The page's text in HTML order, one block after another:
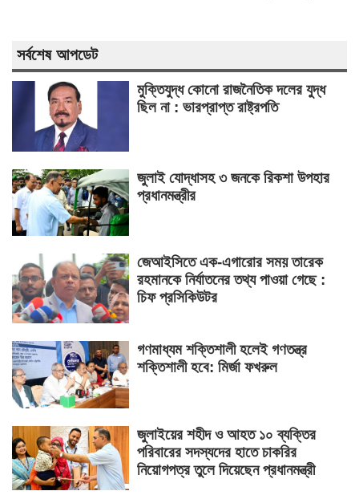
সর্বশেষ আপডেট
মুক্তিযুদ্ধ কোনো রাজনৈতিক দলের যুদ্ধ
ছিল না : ভারপ্রাপ্ত রাষ্ট্রপতি
জুলাই যোদ্ধাসহ ৩ জনকে রিকশা উপহার
প্রধানমন্ত্রীর
জেআইসিতে এক-এগারোর সময় তারেক
রহমানকে নির্যাতনের তথ্য পাওয়া গেছে :
চিফ প্রসিকিউটর
গণমাধ্যম শক্তিশালী হলেই গণতন্ত্র
শক্তিশালী হবে: মির্জা ফখরুল
জুলাইয়ের শহীদ ও আহত ১০ ব্যক্তির
পরিবারের সদস্যদের হাতে চাকরির
নিয়োগপত্র তুলে দিয়েছেন প্রধানমন্ত্রী